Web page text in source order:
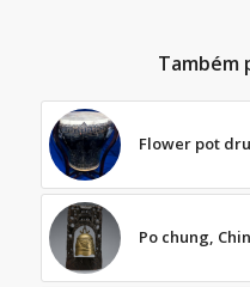
Também
Flower pot
Po chung,